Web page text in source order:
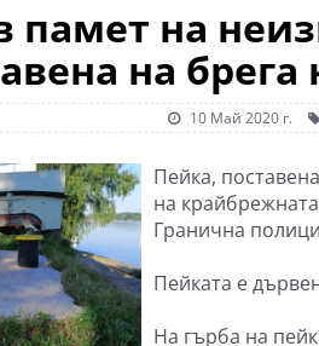
памет на
на
10 Май 2020 г.
Пейка,
на
Гранична
Пейката е
На гърба на